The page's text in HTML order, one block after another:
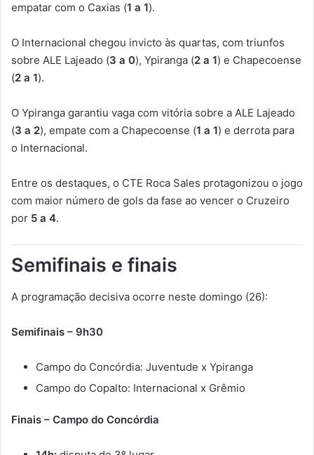
empatar com o Caxias (1 a 1).
O Internacional chegou invicto às quartas, com triunfos
sobre ALE Lajeado (3 a 0), Ypiranga (2 a 1) e Chapecoense
(2 a 1).
O Ypiranga garantiu vaga com vitória sobre a ALE Lajeado
(3 a 2), empate com a Chapecoense (1 a 1) e derrota para
o Internacional.
Entre os destaques, o CTE Roca Sales protagonizou o jogo
com maior número de gols da fase ao vencer o Cruzeiro
por 5 a 4.
Semifinais e finais
A programação decisiva ocorre neste domingo (26):
Semifinais – 9h30
Campo do Concórdia: Juventude x Ypiranga
Campo do Copalto: Internacional x Grêmio
Finais – Campo do Concórdia